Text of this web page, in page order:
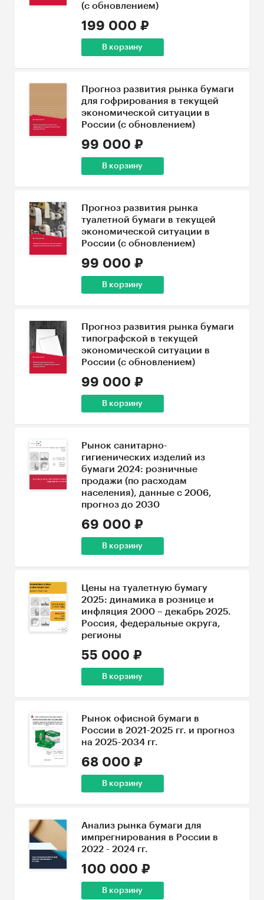
(с обновлением)
199 000 ₽
В корзину
Прогноз развития рынка бумаги
для гофрирования в текущей
экономической ситуации в
России (с обновлением)
99 000 ₽
В корзину
Прогноз развития рынка
туалетной бумаги в текущей
экономической ситуации в
России (с обновлением)
99 000 ₽
В корзину
Прогноз развития рынка бумаги
типографской в текущей
экономической ситуации в
России (с обновлением)
99 000 ₽
В корзину
Рынок санитарно-
гигиенических изделий из
бумаги 2024: розничные
продажи (по расходам
населения), данные с 2006,
прогноз до 2030
69 000 ₽
В корзину
Цены на туалетную бумагу
2025: динамика в рознице и
инфляция 2000 – декабрь 2025.
Россия, федеральные округа,
регионы
55 000 ₽
В корзину
Рынок офисной бумаги в
России в 2021-2025 гг. и прогноз
на 2025-2034 гг.
68 000 ₽
В корзину
Анализ рынка бумаги для
импрегнирования в России в
2022 - 2024 гг.
100 000 ₽
В корзину